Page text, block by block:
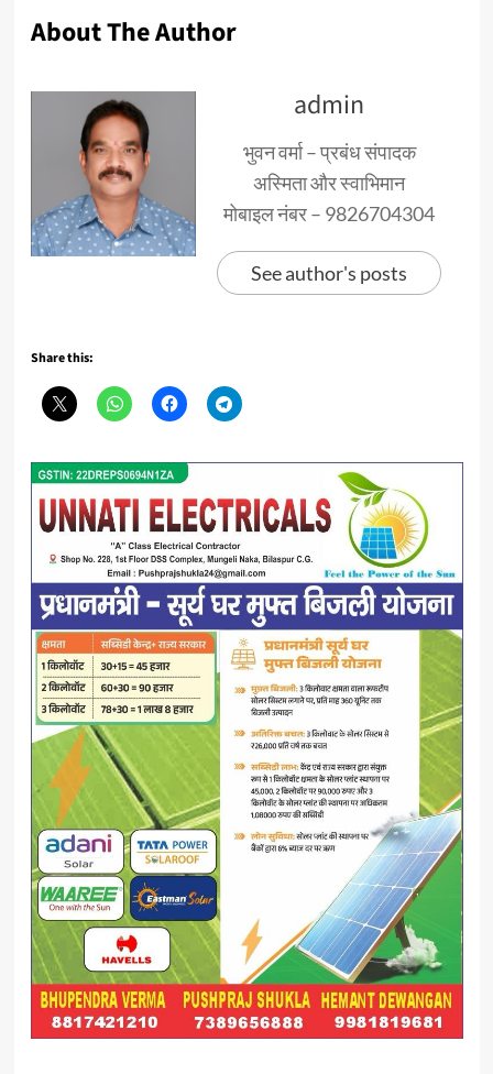
About The Author
admin
भुवन वर्मा – प्रबंध संपादक
अस्मिता और स्वाभिमान
मोबाइल नंबर – 9826704304
See author's posts
Share this: